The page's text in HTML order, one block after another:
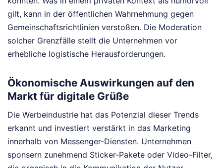
gilt, kann in der öffentlichen Wahrnehmung gegen
Gemeinschaftsrichtlinien verstoßen. Die Moderation
solcher Grenzfälle stellt die Unternehmen vor
erhebliche logistische Herausforderungen.
Ökonomische Auswirkungen auf den
Markt für digitale Grüße
Die Werbeindustrie hat das Potenzial dieser Trends
erkannt und investiert verstärkt in das Marketing
innerhalb von Messenger-Diensten. Unternehmen
sponsern zunehmend Sticker-Pakete oder Video-Filter,